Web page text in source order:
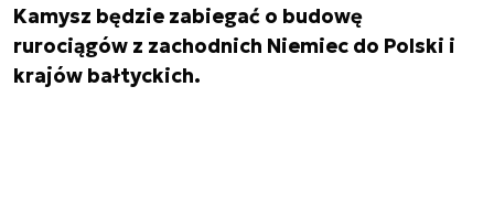
Kamysz będzie zabiegać o budowę
rurociągów z zachodnich Niemiec do Polski i
krajów bałtyckich.